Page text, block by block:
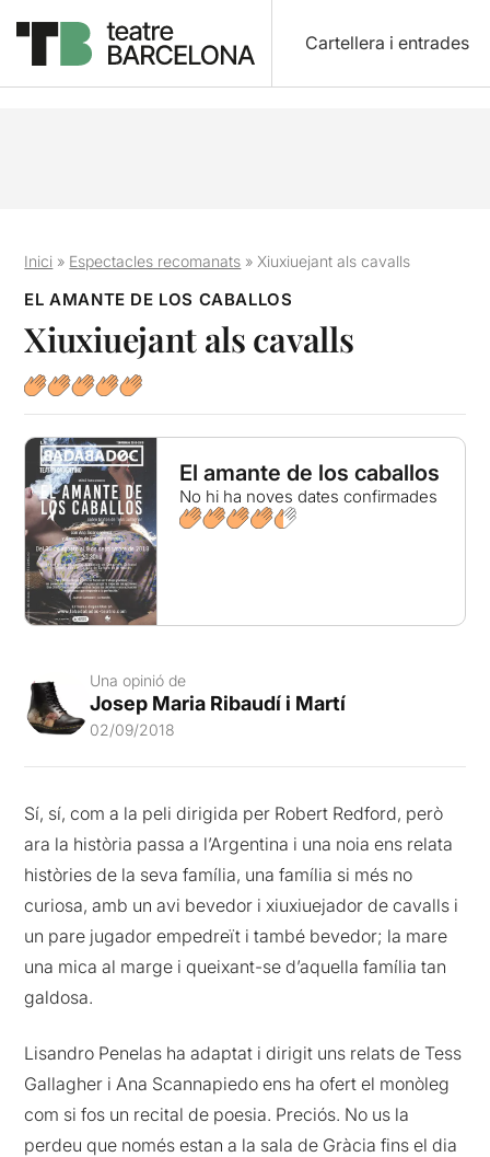
Cartellera i entrades
Inici » Espectacles recomanats » Xiuxiuejant als cavalls
EL AMANTE DE LOS CABALLOS
Xiuxiuejant als cavalls
El amante de los caballos
No hi ha noves dates confirmades
Una opinió de
Josep Maria Ribaudí i Martí
02/09/2018
Sí, sí, com a la peli dirigida per Robert Redford, però
ara la història passa a l’Argentina i una noia ens relata
històries de la seva família, una família si més no
curiosa, amb un avi bevedor i xiuxiuejador de cavalls i
un pare jugador empedreït i també bevedor; la mare
una mica al marge i queixant-se d’aquella família tan
galdosa.
Lisandro Penelas ha adaptat i dirigit uns relats de Tess
Gallagher i Ana Scannapiedo ens ha ofert el monòleg
com si fos un recital de poesia. Preciós. No us la
perdeu que només estan a la sala de Gràcia fins el dia